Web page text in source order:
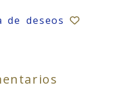
deseos